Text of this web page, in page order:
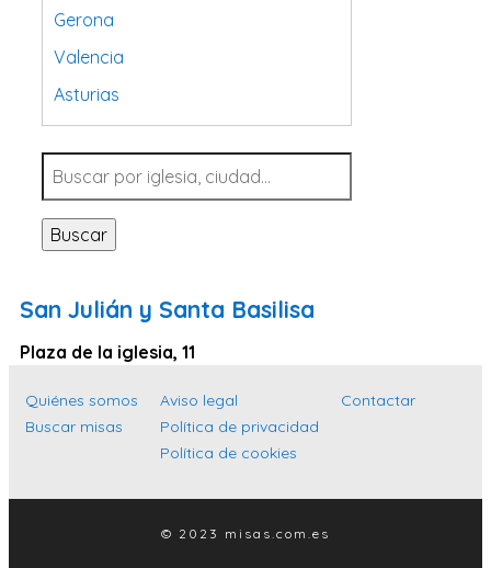
Gerona
Valencia
Asturias
Tarragona
Navarra
Valladolid
Sevilla
Santa Cruz de Tenerife
Cantabria
Islas Baleares
Las Palmas
Alicante
Buscar
San Julián y Santa Basilisa
Plaza de la iglesia, 11
Quiénes somos
Buscar misas
Aviso legal
Política de privacidad
Política de cookies
Contactar
© 2023 misas.com.es